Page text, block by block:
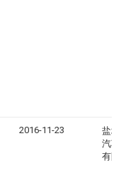
2016-11-23
盐城
汽车
有限